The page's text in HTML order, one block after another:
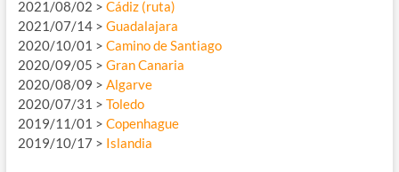
2021/08/02 > Cádiz (ruta)
2021/07/14 > Guadalajara
2020/10/01 > Camino de Santiago
2020/09/05 > Gran Canaria
2020/08/09 > Algarve
2020/07/31 > Toledo
2019/11/01 > Copenhague
2019/10/17 > Islandia